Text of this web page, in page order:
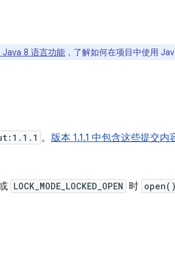
Java 8 语言功能 ，了解如何在项目中使用
。 版本 1.1.1 中包含这些提交内
LOCK_MODE_LOCKED_OPEN 时 open()